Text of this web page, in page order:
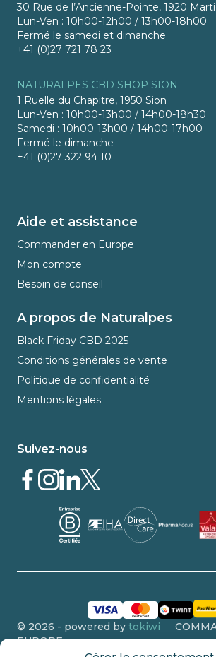
30 Rue de l’Ancienne-Pointe, 1920
Lun-Ven : 10h00-12h00 / 13h00-18h00
Fermé le samedi et dimanche
+41 (0)27 721 78 23
NATURALPES CBD SHOP SION
1 Ruelle du Chapitre, 1950 Sion
Lun-Ven : 10h00-13h00 / 14h00-18h30
Samedi : 10h00-13h00 / 14h00-17h00
Fermé le dimanche
+41 (0)27 322 94 10
Aide et assistance
Commander en Europe
Mon compte
Besoin de conseil
A propos de Naturalpes
Black Friday CBD 2025
Conditions générales de vente
Politique de confidentialité
Mentions légales
Suivez-nous
© 2026 - powered by tokiwi
EUROPE